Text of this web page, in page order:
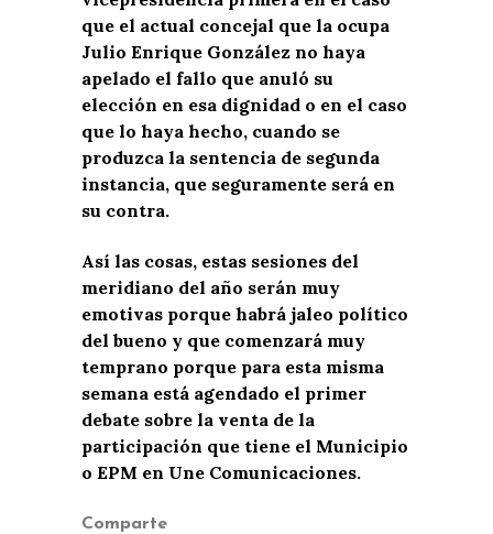
que el actual concejal que la ocupa
Julio Enrique González no haya
apelado el fallo que anuló su
elección en esa dignidad o en el caso
que lo haya hecho, cuando se
produzca la sentencia de segunda
instancia, que seguramente será en
su contra.
Así las cosas, estas sesiones del
meridiano del año serán muy
emotivas porque habrá jaleo político
del bueno y que comenzará muy
temprano porque para esta misma
semana está agendado el primer
debate sobre la venta de la
participación que tiene el Municipio
o EPM en Une Comunicaciones.
Comparte